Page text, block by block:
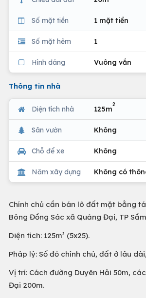
Số mặt tiền 1 mặt tiền
Số mặt hẻm 1
Hình dáng Vuông vắn
Thông tin nhà
Diện tích nhà 125m
2
Sân vườn Không
Chỗ để xe Không
Năm xây dựng Không có
Chính chủ cần bán lô đất mặt bằng
Bông Đồng Sác xã Quảng Đại, TP
Diện tích: 125m² (5x25).
Pháp lý: Sổ đỏ chính chủ, đất ở lâu
Vị trí: Cách đường Duyên Hải 50m,
Đại 200m.